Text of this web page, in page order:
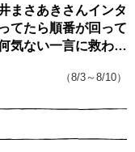
まさあきさんインタ
てたら順番が回って
気ない一言に救われ
（8/3～8/10）